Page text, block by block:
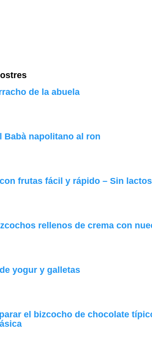
de la abuela
Babà napolitano al ron
frutas fácil y rápido – Sin
rellenos de crema con
yogur y galletas
el bizcocho de chocolate